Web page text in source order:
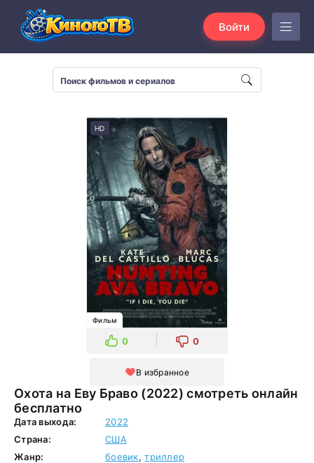
Войти
Охота на Еву Браво (2022) смотреть онлайн
бесплатно
HD
Фильм
0 0
В избранное
Дата выхода:
2022
Страна:
США
Жанр:
боевик,триллер